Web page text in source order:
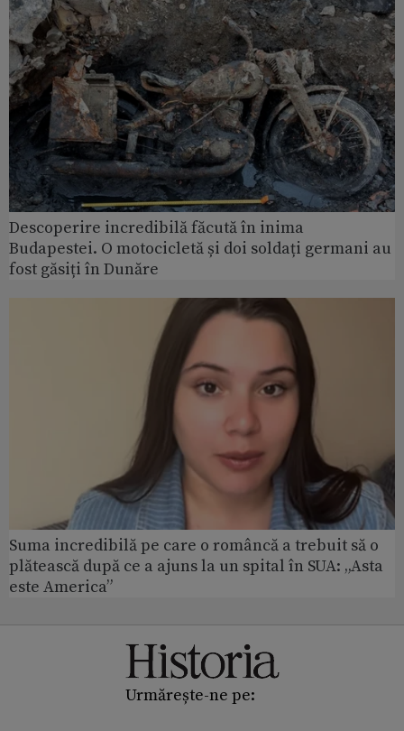
Descoperire incredibilă făcută în inima
Budapestei. O motocicletă și doi soldați germani au
fost găsiți în Dunăre
Suma incredibilă pe care o româncă a trebuit să o
plătească după ce a ajuns la un spital în SUA: „Asta
este America”
Urmărește-ne pe: